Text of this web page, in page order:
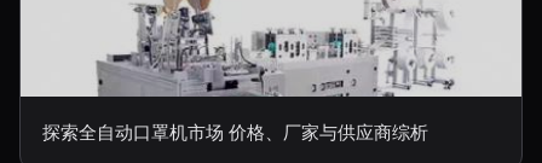
探索全自动口罩机市场 价格、厂家与供应商综析